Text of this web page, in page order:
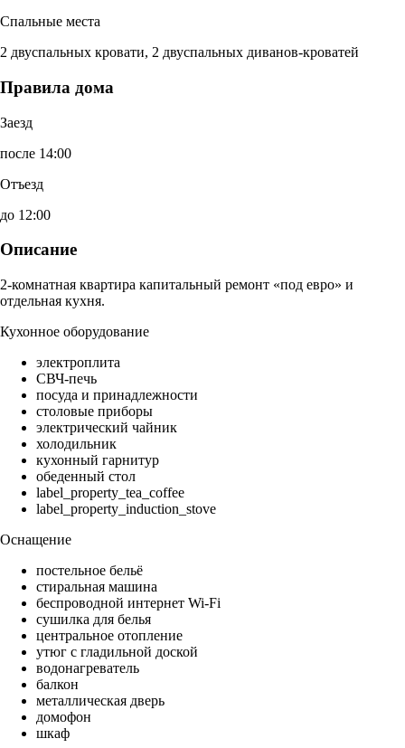
Спальные места
2 двуспальных кровати, 2 двуспальных диванов-кроватей
Правила дома
Заезд
после 14:00
Отъезд
до 12:00
Описание
2-комнатная квартира капитальный ремонт «под евро» и
отдельная кухня.
Кухонное оборудование
электроплита
СВЧ-печь
посуда и принадлежности
столовые приборы
электрический чайник
холодильник
кухонный гарнитур
обеденный стол
label_property_tea_coffee
label_property_induction_stove
Оснащение
постельное бельё
стиральная машина
беспроводной интернет Wi-Fi
сушилка для белья
центральное отопление
утюг с гладильной доской
водонагреватель
балкон
металлическая дверь
домофон
шкаф